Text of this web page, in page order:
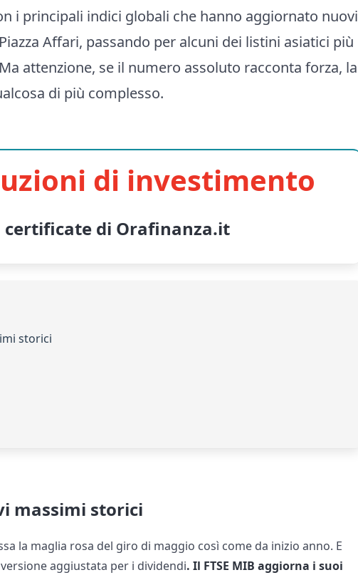
i principali indici globali che hanno aggiornato nuovi
Affari, passando per alcuni dei listini asiatici più
attenzione, se il numero assoluto racconta forza, la
di più complesso.
di investimento
certificate di Orafinanza.it
storici
massimi storici
la maglia rosa del giro di maggio così come da inizio anno. E
aggiustata per i dividendi. Il FTSE MIB aggiorna i suoi